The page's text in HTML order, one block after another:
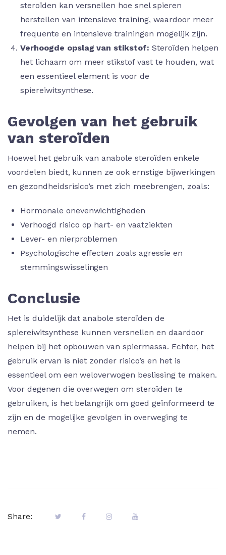
steroïden kan versnellen hoe snel spieren
herstellen van intensieve training, waardoor meer
frequente en intensieve trainingen mogelijk zijn.
Verhoogde opslag van stikstof: Steroïden helpen
het lichaam om meer stikstof vast te houden, wat
een essentieel element is voor de
spiereiwitsynthese.
Gevolgen van het gebruik
van steroïden
Hoewel het gebruik van anabole steroïden enkele
voordelen biedt, kunnen ze ook ernstige bijwerkingen
en gezondheidsrisico’s met zich meebrengen, zoals:
Hormonale onevenwichtigheden
Verhoogd risico op hart- en vaatziekten
Lever- en nierproblemen
Psychologische effecten zoals agressie en
stemmingswisselingen
Conclusie
Het is duidelijk dat anabole steroïden de
spiereiwitsynthese kunnen versnellen en daardoor
helpen bij het opbouwen van spiermassa. Echter, het
gebruik ervan is niet zonder risico’s en het is
essentieel om een weloverwogen beslissing te maken.
Voor degenen die overwegen om steroïden te
gebruiken, is het belangrijk om goed geïnformeerd te
zijn en de mogelijke gevolgen in overweging te
nemen.
Share: